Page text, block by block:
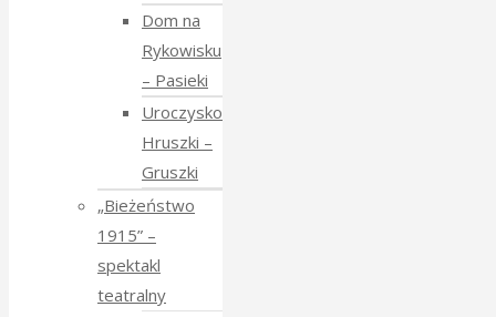
Dom na
Rykowisku
– Pasieki
Uroczysko
Hruszki –
Gruszki
„Bieżeństwo
1915” –
spektakl
teatralny